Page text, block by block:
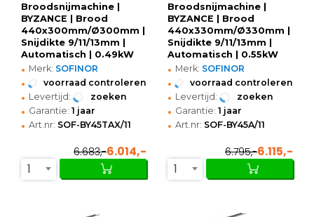
Broodsnijmachine |
BYZANCE | Brood
440x300mm/Ø300mm |
Snijdikte 9/11/13mm |
Automatisch | 0.49kW
(400V) | Optioneel
Onderstel |
680x640x600/880(h)mm
• Merk: SOFINOR
• voorraad controleren
• Levertijd: zoeken
• Garantie: 1 jaar
• Art.nr: SOF-BY45TAX/11
6.683,-6.014,-
1
Broodsnijmachine |
BYZANCE | Brood
440x330mm/Ø330mm |
Snijdikte 9/11/13mm |
Automatisch | 0.55kW
(400V) |
615x716x735/1205(h)mm
• Merk: SOFINOR
• voorraad controleren
• Levertijd: zoeken
• Garantie: 1 jaar
• Art.nr: SOF-BY45A/11
6.795,-6.115,-
1